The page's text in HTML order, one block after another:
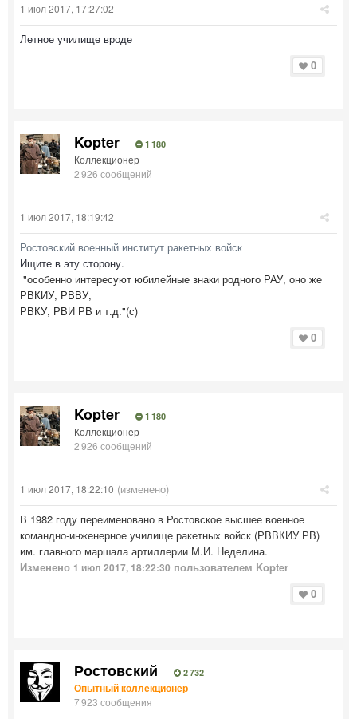
1 июл 2017, 17:27:02
Летное училище вроде
0
Kopter 1 180
Коллекционер
2 926 сообщений
1 июл 2017, 18:19:42
Ростовский военный институт ракетных войск
Ищите в эту сторону.
"особенно интересуют юбилейные знаки родного РАУ, оно же
РВКИУ, РВВУ,
РВКУ, РВИ РВ и т.д."(с)
0
Kopter 1 180
Коллекционер
2 926 сообщений
1 июл 2017, 18:22:10 (изменено)
В 1982 году переименовано в Ростовское высшее военное
командно-инженерное училище ракетных войск (РВВКИУ РВ)
им. главного маршала артиллерии М.И. Неделина.
Изменено 1 июл 2017, 18:22:30 пользователем Kopter
0
Ростовский 2 732
Опытный коллекционер
7 923 сообщения